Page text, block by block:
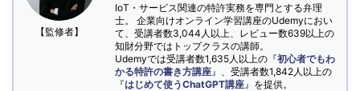
【監修者】
IoT・サービス関連の特許実務を専門とする弁理
士。 企業向けオンライン学習講座のUdemyにおい
て、受講者数3,044人以上、レビュー数639以上の
知財分野ではトップクラスの講師。
Udemyでは受講者数1,635人以上の『初心者でもわ
かる特許の書き方講座 』、受講者数1,842人以上の
『はじめて使うChatGPT講座 』を提供。